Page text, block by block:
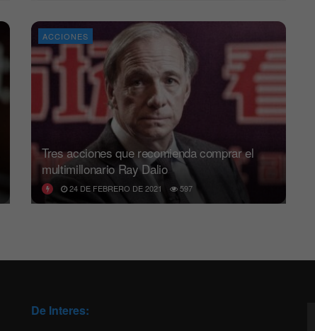
ACCIONES
Tres acciones que recomienda comprar el
multimillonario Ray Dalio
24 DE FEBRERO DE 2021 597
De Interes: